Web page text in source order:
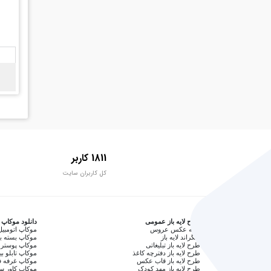
1811 کاربر
کل کاربران سایت
طرح لایه باز عمومی
آتلیه عکس عروس
بکگراند لایه باز
طرح لایه باز تبلیغاتی
طرح لایه باز دفترچه کاغذ
طرح لایه باز قاب عکس
طرح لایه باز مهد کودک
دانلود موکاپ
موکاپ
موکاپ بسته
موکاپ پوستر
موکاپ تابلو
موکاپ غرفه
موکاپ کاور